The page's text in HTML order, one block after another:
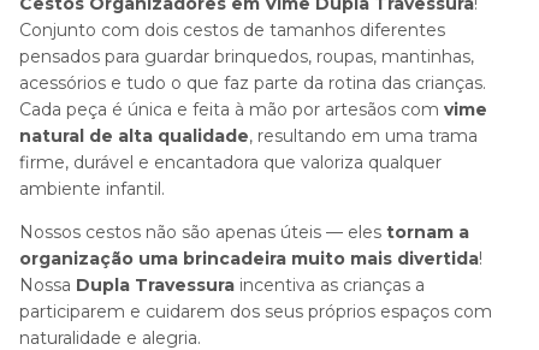
Conjunto com dois cestos de tamanhos diferentes
pensados para guardar brinquedos, roupas, mantinhas,
acessórios e tudo o que faz parte da rotina das crianças.
Cada peça é única e feita à mão por artesãos com vime
natural de alta qualidade, resultando em uma trama
firme, durável e encantadora que valoriza qualquer
ambiente infantil.
Nossos cestos não são apenas úteis — eles tornam a
organização uma brincadeira muito mais divertida!
Nossa Dupla Travessura incentiva as crianças a
participarem e cuidarem dos seus próprios espaços com
naturalidade e alegria.